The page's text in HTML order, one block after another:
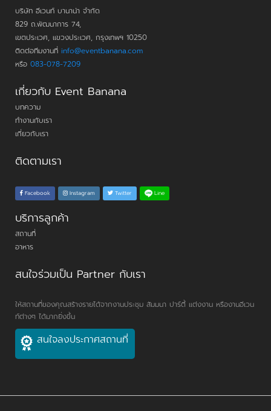
บริษัท อีเวนท์ บานาน่า จำกัด
829 ถ.พัฒนาการ 74,
เขตประเวศ, แขวงประเวศ, กรุงเทพฯ 10250
ติดต่อทีมงานที่ info@eventbanana.com
หรือ 083-078-7209
เกี่ยวกับ Event Banana
บทความ
ทำงานกับเรา
เกี่ยวกับเรา
ติดตามเรา
Facebook Instagram Twitter Line
บริการลูกค้า
สถานที่
อาหาร
สนใจร่วมเป็น Partner กับเรา
ให้สถานที่ของคุณสร้างรายได้จากงานประชุม สัมมนา ปาร์ตี้ แต่งงาน หรืองานอีเวน
ท์ต่างๆ ได้มากยิ่งขึ้น
สนใจลงประกาศสถานที่